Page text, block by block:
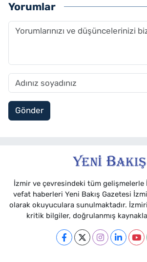
Yorumlar
Gönder
İzmir ve çevresindeki tüm gelişmelerle
vefat haberleri Yeni Bakış Gazetesi
olarak okuyuculara sunulmaktadır.
kritik bilgiler, doğrulanmış